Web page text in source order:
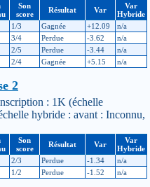
Son
score
Résultat Var
Var
Hybride
1/3 Gagnée +12.09
n/a
3/4 Perdue -3.62
n/a
2/5 Perdue -3.44
n/a
2/4 Gagnée +5.15 n/a
2
: 1K (échelle
hybride : avant : Inconnu,
Son
score
Résultat Var
Var
Hybride
2/3 Perdue -1.34
n/a
1/2 Perdue -1.52 n/a